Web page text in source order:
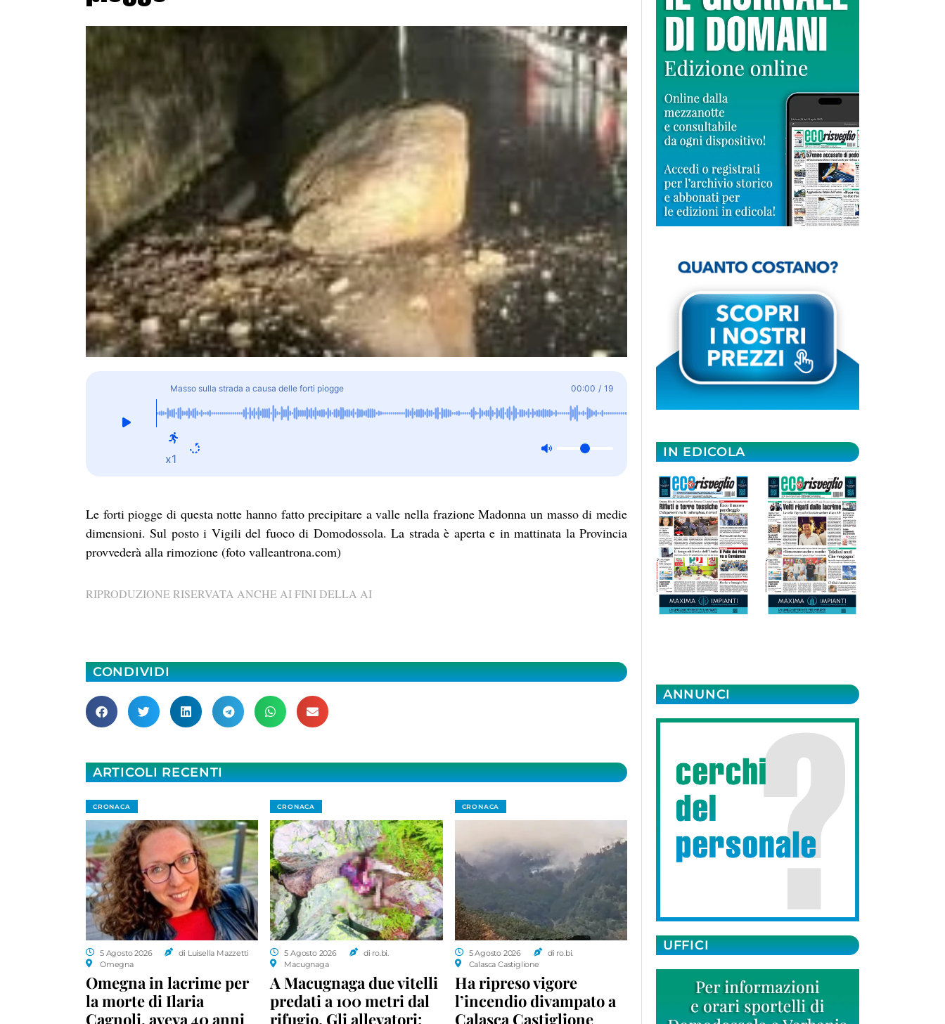
Masso sulla strada a causa delle forti piogge 00:00 / 19
x1
Le forti piogge di questa notte hanno fatto precipitare a valle nella frazione Madonna un masso di medie
dimensioni. Sul posto i Vigili del fuoco di Domodossola. La strada è aperta e in mattinata la Provincia
provvederà alla rimozione (foto valleantrona.com)
RIPRODUZIONE RISERVATA ANCHE AI FINI DELLA AI
CONDIVIDI
ARTICOLI RECENTI
CRONACA
5 Agosto 2026
di Luisella Mazzetti
Omegna
Omegna in lacrime per
la morte di Ilaria
Cagnoli, aveva 40 anni
CRONACA
5 Agosto 2026
di ro.bi.
Macugnaga
A Macugnaga due vitelli
predati a 100 metri dal
rifugio. Gli allevatori:
CRONACA
5 Agosto 2026
di ro.bi.
Calasca Castiglione
Ha ripreso vigore
l’incendio divampato a
Calasca Castiglione
IN EDICOLA
ANNUNCI
UFFICI